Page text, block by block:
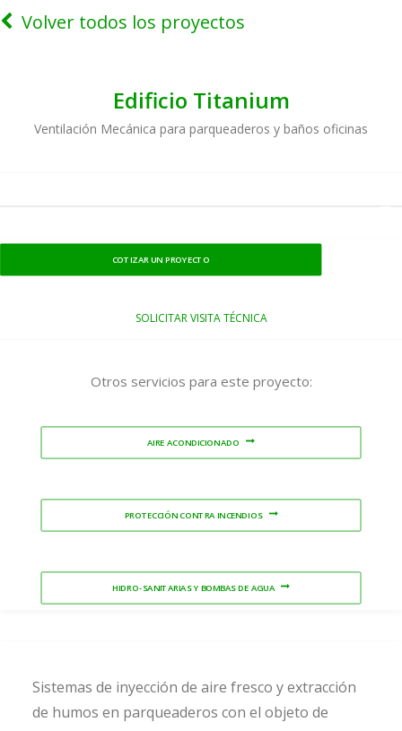
Volver todos los proyectos
Edificio Titanium
Ventilación Mecánica para parqueaderos y baños oficinas
COTIZAR UN PROYECTO
SOLICITAR VISITA TÉCNICA
Otros servicios para este proyecto:
AIRE ACONDICIONADO
PROTECCIÓN CONTRA INCENDIOS
HIDRO-SANITARIAS Y BOMBAS DE AGUA
Sistemas de inyección de aire fresco y extracción
de humos en parqueaderos con el objeto de